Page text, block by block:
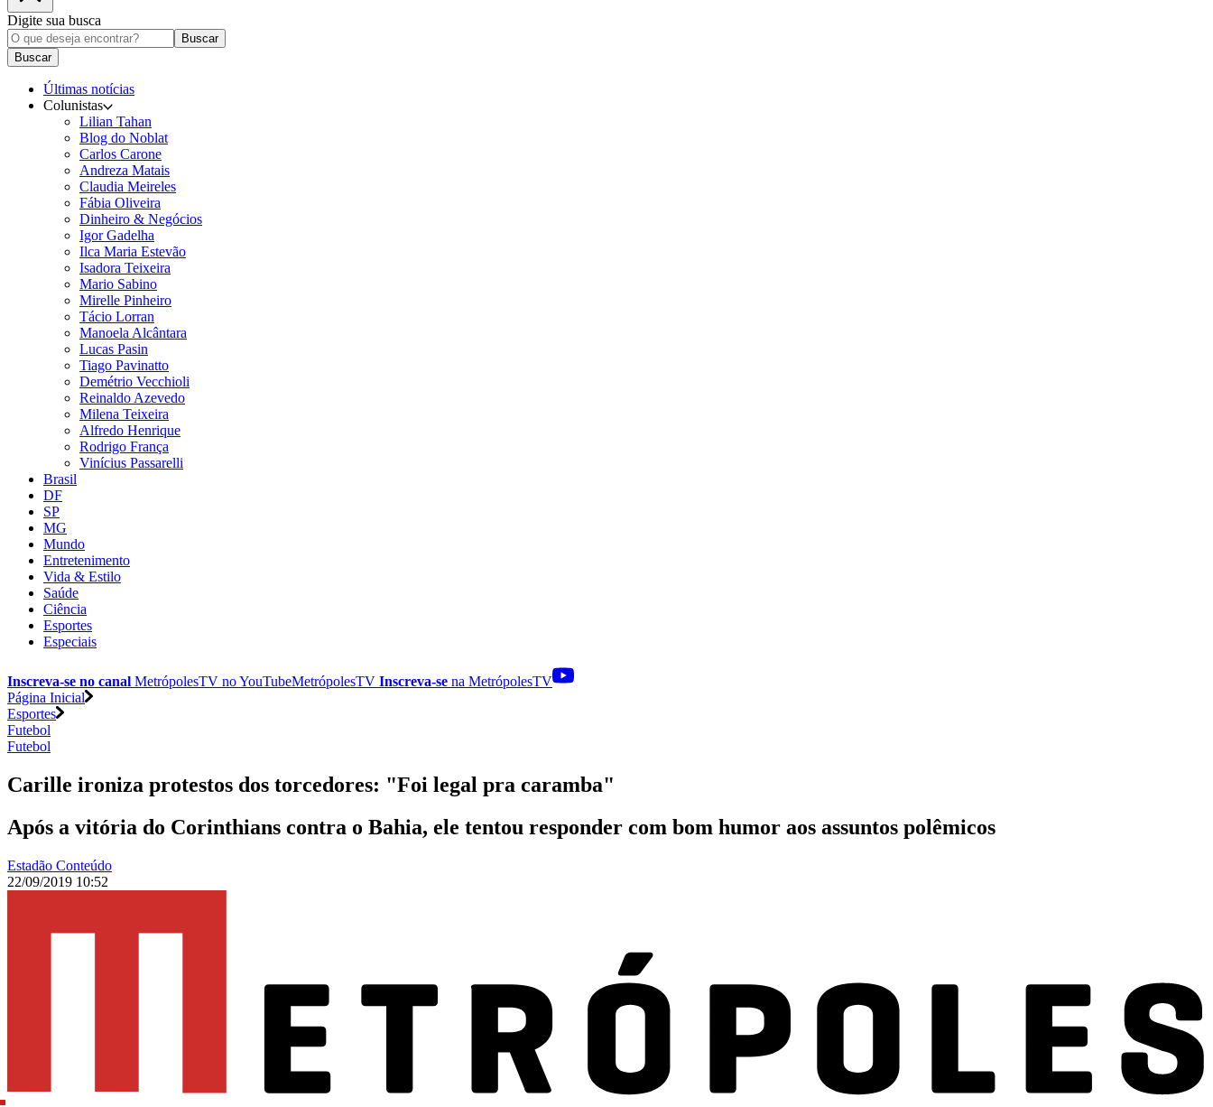
Digite sua busca
Buscar
Buscar
Últimas notícias
Colunistas
Lilian Tahan
Blog do Noblat
Carlos Carone
Andreza Matais
Claudia Meireles
Fábia Oliveira
Dinheiro & Negócios
Igor Gadelha
Ilca Maria Estevão
Isadora Teixeira
Mario Sabino
Mirelle Pinheiro
Tácio Lorran
Manoela Alcântara
Lucas Pasin
Tiago Pavinatto
Demétrio Vecchioli
Reinaldo Azevedo
Milena Teixeira
Alfredo Henrique
Rodrigo França
Vinícius Passarelli
Brasil
DF
SP
MG
Mundo
Entretenimento
Vida & Estilo
Saúde
Ciência
Esportes
Especiais
Inscreva-se no canal MetrópolesTV noYouTubeMetrópolesTV Inscreva-se na MetrópolesTV
Página Inicial
Esportes
Futebol
Futebol
Carille ironiza protestos dos torcedores: "Foi legal pra caramba"
Após a vitória do Corinthians contra o Bahia, ele tentou responder com bom humor aos assuntos polêmicos
Estadão Conteúdo
22/09/2019 10:52